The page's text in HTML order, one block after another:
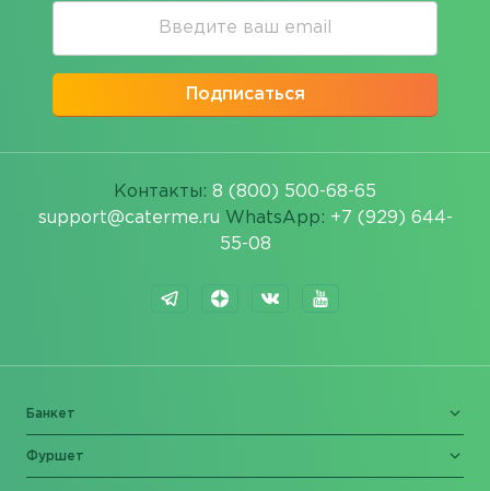
Подписаться
Контакты: 8 (800) 500-68-65
support@caterme.ru WhatsApp: +7 (929) 644-
55-08
Банкет
Фуршет